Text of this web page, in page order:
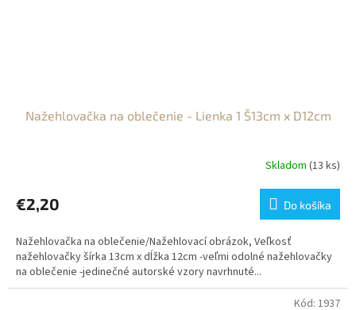
Nažehlovačka na oblečenie - Lienka 1 Š13cm x D12cm
Skladom (13 ks)
€2,20 Do košíka
Nažehlovačka na oblečenie/Nažehlovací obrázok, Veľkosť
nažehlovačky šírka 13cm x dĺžka 12cm -veľmi odolné nažehlovačky
na oblečenie -jedinečné autorské vzory navrhnuté...
Kód: 1937